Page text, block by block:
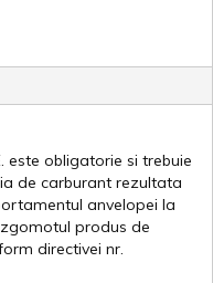
este obligatorie si trebuie
de carburant rezultata
anvelopei la
produs de
directivei nr.